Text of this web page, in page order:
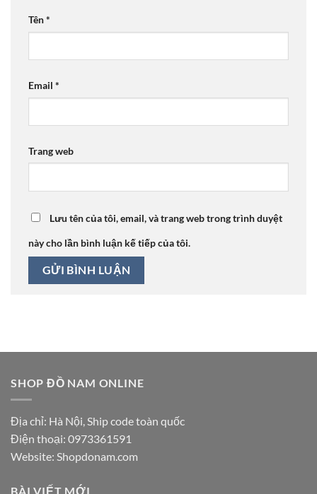
Tên*
Email *
Trang web
Lưu tên của tôi, email, và trang web trong trình duyệt
này cho lần bình luận kế tiếp của tôi.
SHOP ĐỒ NAM ONLINE
Địa chỉ: Hà Nội, Ship code toàn quốc
Điện thoại: 0973361591
Website: Shopdonam.com
BÀI VIẾT MỚI